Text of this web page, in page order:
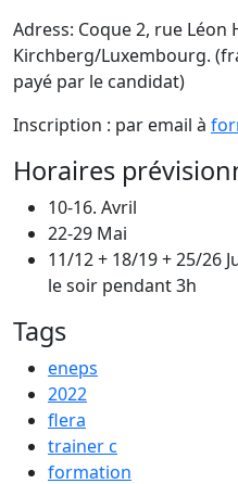
Adress: Coque 2, rue Léon
Kirchberg/Luxembourg.
payé par le candidat)
Inscription : par email à
Horaires
10-16. Avril
22-29 Mai
11/12 + 18/19 + 25/26
le soir pendant 3h
Tags
eneps
2022
flera
trainer c
formation